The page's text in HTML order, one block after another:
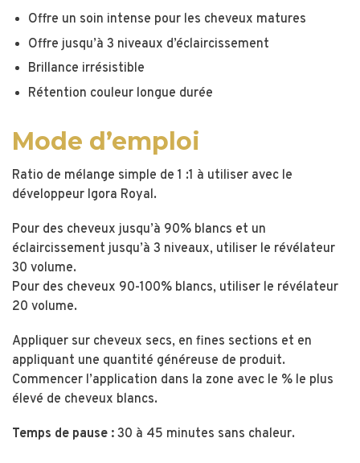
Offre un soin intense pour les cheveux matures
Offre jusqu’à 3 niveaux d’éclaircissement
Brillance irrésistible
Rétention couleur longue durée
Mode d’emploi
Ratio de mélange simple de 1 :1 à utiliser avec le
développeur Igora Royal.
Pour des cheveux jusqu’à 90% blancs et un
éclaircissement jusqu’à 3 niveaux, utiliser le révélateur
30 volume.
Pour des cheveux 90-100% blancs, utiliser le révélateur
20 volume.
Appliquer sur cheveux secs, en fines sections et en
appliquant une quantité généreuse de produit.
Commencer l’application dans la zone avec le % le plus
élevé de cheveux blancs.
Temps de pause : 30 à 45 minutes sans chaleur.